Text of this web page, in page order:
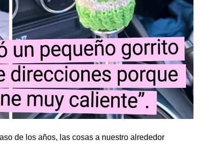
de los años, las cosas a nuestro alrededor